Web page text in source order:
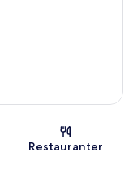
Restauranter